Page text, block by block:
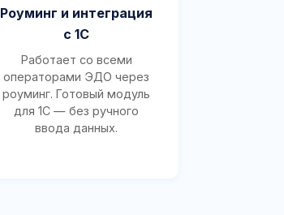
Роуминг и интеграция
с 1С
Работает со всеми
операторами ЭДО через
роуминг. Готовый модуль
для 1С — без ручного
ввода данных.